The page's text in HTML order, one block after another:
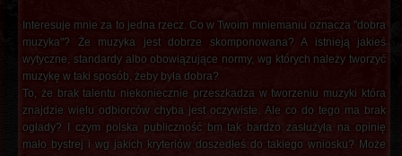
Interesuje mnie za to jedna rzecz. Co w Twoim mniemaniu oznacza "dobra
muzyka"? Że muzyka jest dobrze skomponowana? A istnieją jakieś
wytyczne, standardy albo obowiązujące normy, wg których należy tworzyć
muzykę w taki sposób, żeby była dobra?
To, że brak talentu niekoniecznie przeszkadza w tworzeniu muzyki która
znajdzie wielu odbiorców chyba jest oczywiste. Ale co do tego ma brak
ogłady? I czym polska publiczność bm tak bardzo zasłużyła na opinię
mało bystrej i wg jakich kryteriów doszedłeś do takiego wniosku? Może